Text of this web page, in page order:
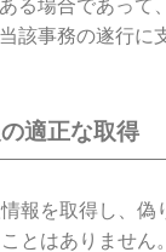
る場合であって
該事務の遂行に
適正な取得
報を取得し、偽
とはありません。